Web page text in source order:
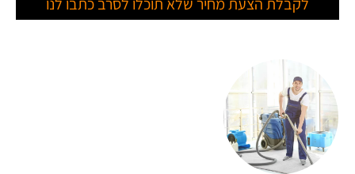
לקבלת הצעת מחיר שלא תוכלו לסרב כתבו לנו